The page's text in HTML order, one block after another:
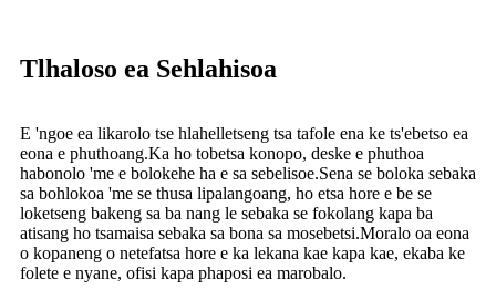
Tlhaloso ea Sehlahisoa
E 'ngoe ea likarolo tse hlahelletseng tsa tafole ena ke ts'ebetso ea
eona e phuthoang.Ka ho tobetsa konopo, deske e phuthoa
habonolo 'me e bolokehe ha e sa sebelisoe.Sena se boloka sebaka
sa bohlokoa 'me se thusa lipalangoang, ho etsa hore e be se
loketseng bakeng sa ba nang le sebaka se fokolang kapa ba
atisang ho tsamaisa sebaka sa bona sa mosebetsi.Moralo oa eona
o kopaneng o netefatsa hore e ka lekana kae kapa kae, ekaba ke
folete e nyane, ofisi kapa phaposi ea marobalo.